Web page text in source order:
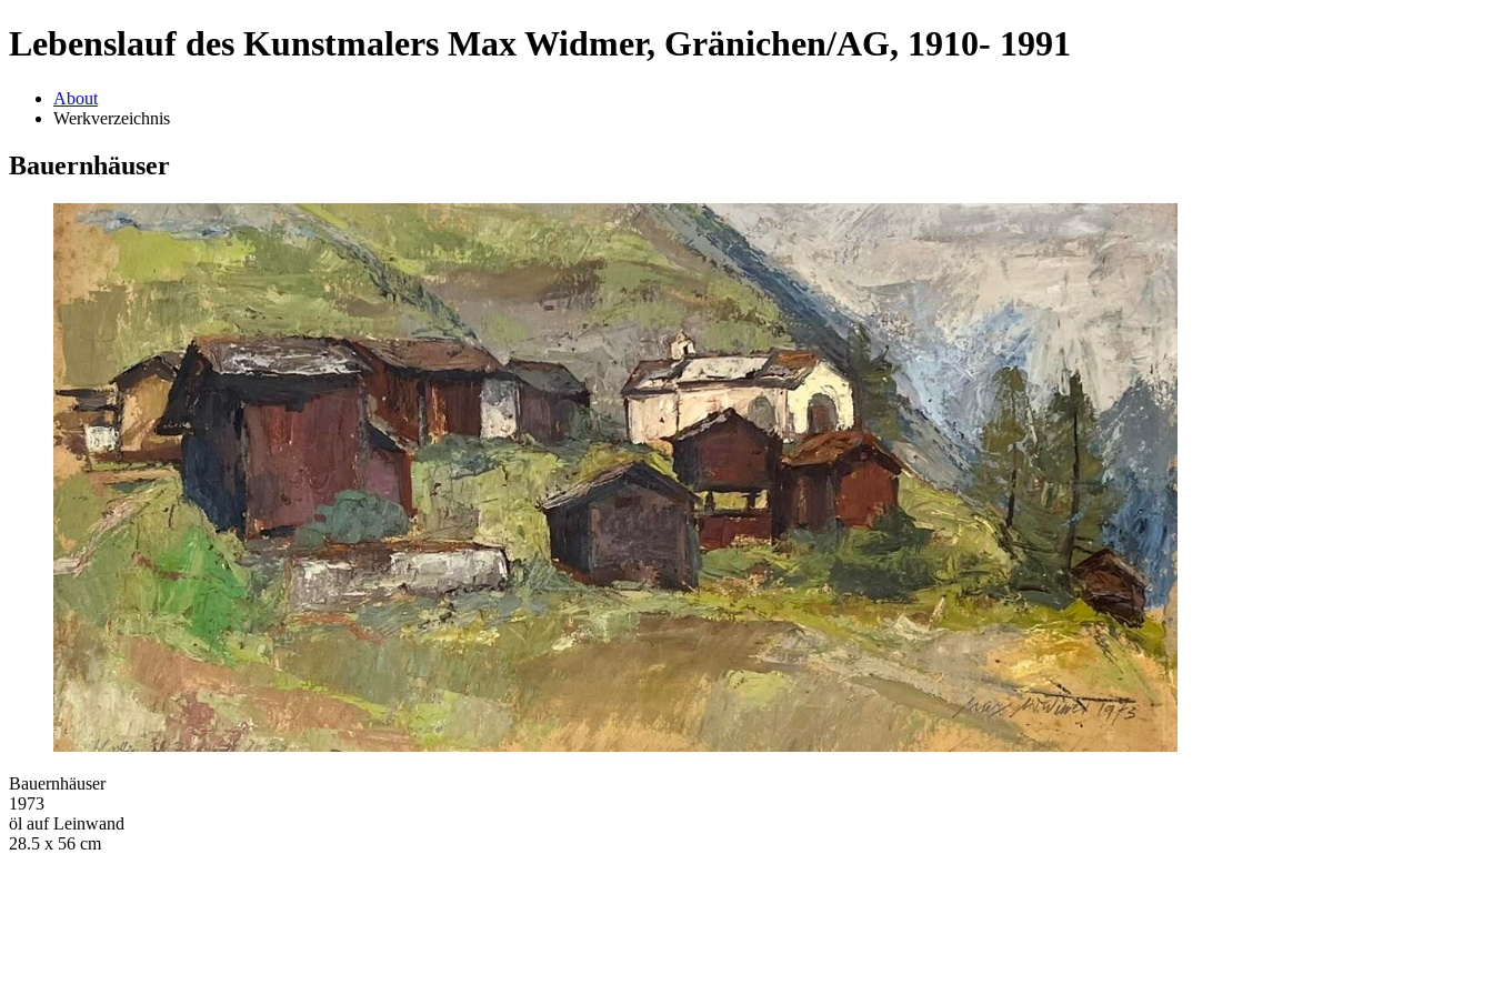
Lebenslauf des Kunstmalers Max Widmer, Gränichen/AG, 1910- 1991
About
Werkverzeichnis
Bauernhäuser
Bauernhäuser
1973
öl auf Leinwand
28.5 x 56 cm